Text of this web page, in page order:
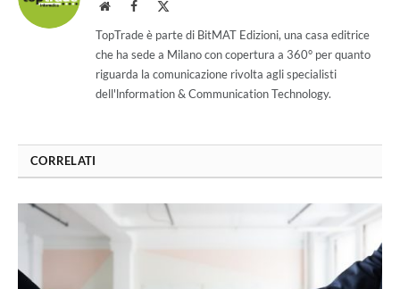
WebsiteFacebook
TopTrade è parte di BitMAT Edizioni, una casa editrice
che ha sede a Milano con copertura a 360° per quanto
riguarda la comunicazione rivolta agli specialisti
dell'lnformation & Communication Technology.
CORRELATI